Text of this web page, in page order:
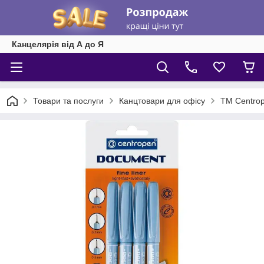
Канцелярія від А до Я
Товари та послуги Канцтовари для офісу ТМ